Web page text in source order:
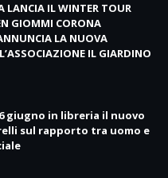
LANCIA IL WINTER TOUR
GIOMMI CORONA
LA NUOVA
IL GIARDINO
giugno in libreria il nuovo
sul rapporto tra uomo e